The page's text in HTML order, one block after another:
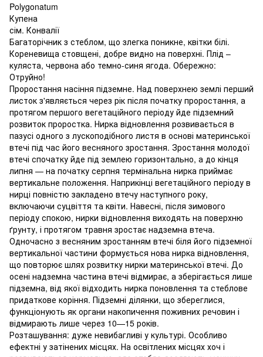
Polygonatum
Купена
сім. Конвалії
Багаторічник з стеблом, що злегка поникне, квітки білі.
Кореневища стовщені, добре видно на поверхні. Плід –
куляста, червона або темно-синя ягода. Обережно:
Отруйно!
Проростання насіння підземне. Над поверхнею землі перший
листок з'являється через рік після початку проростання, а
протягом першого вегетаційного періоду йде підземний
розвиток проростка. Нирка відновлення розвивається в
пазусі одного з лускоподібного листя в основі материнської
втечі під час його весняного зростання. Зростання молодої
втечі спочатку йде під землею горизонтально, а до кінця
липня — на початку серпня термінальна нирка приймає
вертикальне положення. Наприкінці вегетаційного періоду в
нирці повністю закладено втечу наступного року,
включаючи суцвіття та квіти. Навесні, після зимового
періоду спокою, нирки відновлення виходять на поверхню
ґрунту, і протягом травня зростає надземна втеча.
Одночасно з весняним зростанням втечі біля його підземної
вертикальної частини формується нова нирка відновлення,
що повторює шлях розвитку нирки материнської втечі. До
осені надземна частина втечі відмирає, а зберігається лише
підземна, від якої відходить нирка поновлення та стеблове
придаткове коріння. Підземні ділянки, що збереглися,
функціонують як органи накопичення поживних речовин і
відмирають лише через 10—15 років.
Розташування: дуже невибагливі у культурі. Особливо
ефектні у затінених місцях. На освітлених місцях хоч і